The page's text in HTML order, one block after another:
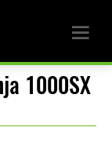
1000SX